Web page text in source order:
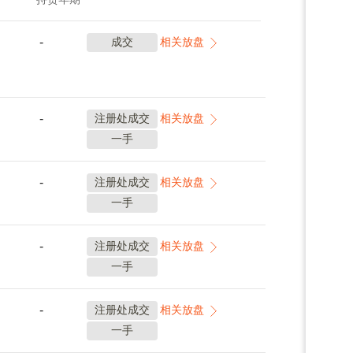
- 成交 相关放盘
-
注册处成交
一手
相关放盘
-
注册处成交
一手
相关放盘
-
注册处成交
一手
相关放盘
-
注册处成交
一手
相关放盘